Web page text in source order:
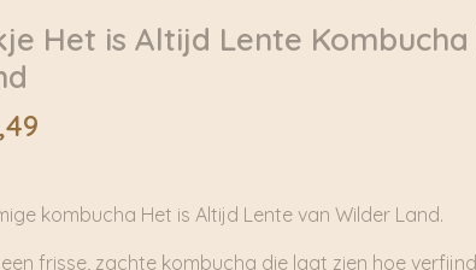
Het is Altijd Lente
kombucha Het is Altijd Lente van Wilder Land.
een frisse, zachte kombucha die laat zien hoe